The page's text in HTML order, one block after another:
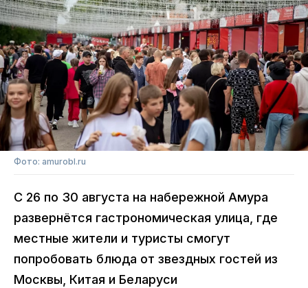
Фото: amurobl.ru
С 26 по 30 августа на набережной Амура
развернётся гастрономическая улица, где
местные жители и туристы смогут
попробовать блюда от звездных гостей из
Москвы, Китая и Беларуси